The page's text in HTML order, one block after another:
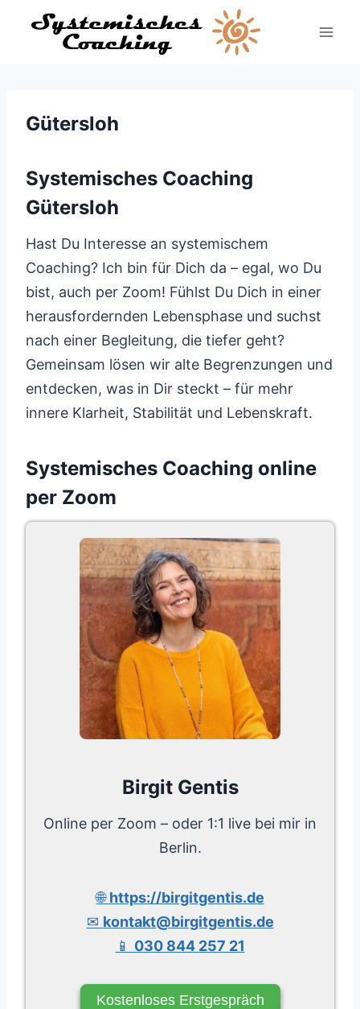
Inhalt
Gütersloh
Systemisches Coaching
Gütersloh
Hast Du Interesse an systemischem
Coaching? Ich bin für Dich da – egal, wo Du
bist, auch per Zoom! Fühlst Du Dich in einer
herausfordernden Lebensphase und suchst
nach einer Begleitung, die tiefer geht?
Gemeinsam lösen wir alte Begrenzungen und
entdecken, was in Dir steckt – für mehr
innere Klarheit, Stabilität und Lebenskraft.
Systemisches Coaching online
per Zoom
Birgit Gentis
Online per Zoom – oder 1:1 live bei mir in
Berlin.
🌐https://birgitgentis.de
✉ kontakt@birgitgentis.de
📱 030 844 257 21
Kostenloses Erstgespräch